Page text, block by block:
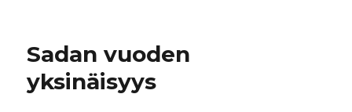
Sadan vuoden
yksinäisyys